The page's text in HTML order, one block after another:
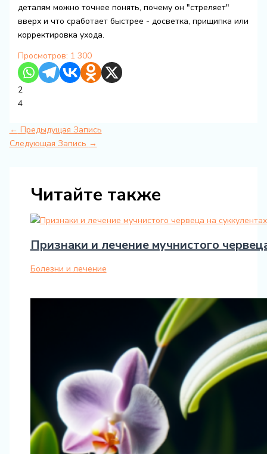
деталям можно точнее понять, почему он "стреляет"
вверх и что сработает быстрее - досветка, прищипка или
корректировка ухода.
Просмотров: 1 300
2
4
← Предыдущая Запись
Следующая Запись →
Читайте также
Признаки и лечение мучнистого
Болезни и лечение